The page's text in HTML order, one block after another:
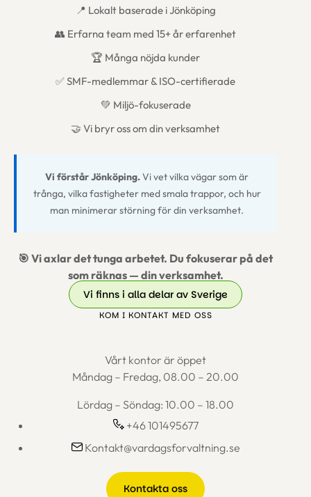
📍 Lokalt baserade i Jönköping
👥 Erfarna team med 15+ år erfarenhet
🏆 Många nöjda kunder
✅ SMF-medlemmar & ISO-certifierade
💚 Miljö-fokuserade
🤝 Vi bryr oss om din verksamhet
Vi förstår Jönköping.Vi vet vilka vägar som är
trånga, vilka fastigheter med smala trappor, och hur
man minimerar störning för din verksamhet.
🎯 Vi axlar det tunga arbetet. Du fokuserar på det
som räknas — din verksamhet.
Vi finns i alla delar av Sverige
KOM I KONTAKT MED OSS
Vårt kontor är öppet
Måndag – Fredag, 08.00 – 20.00
Lördag – Söndag: 10.00 – 18.00
+46 101495677
Kontakt@vardagsforvaltning.se
Kontakta oss